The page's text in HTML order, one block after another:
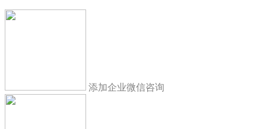
添加企业微信咨询